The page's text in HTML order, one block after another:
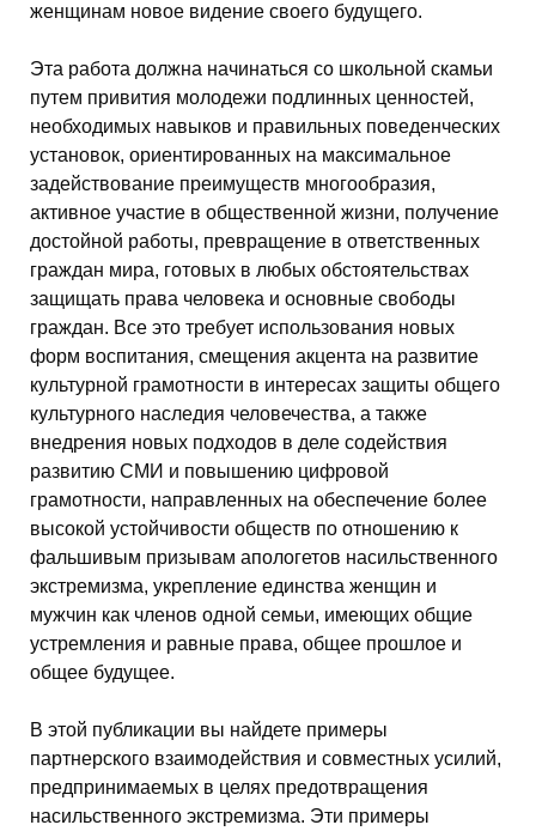
женщинам новое видение своего будущего.
Эта работа должна начинаться со школьной скамьи
путем привития молодежи подлинных ценностей,
необходимых навыков и правильных поведенческих
установок, ориентированных на максимальное
задействование преимуществ многообразия,
активное участие в общественной жизни, получение
достойной работы, превращение в ответственных
граждан мира, готовых в любых обстоятельствах
защищать права человека и основные свободы
граждан. Все это требует использования новых
форм воспитания, смещения акцента на развитие
культурной грамотности в интересах защиты общего
культурного наследия человечества, а также
внедрения новых подходов в деле содействия
развитию СМИ и повышению цифровой
грамотности, направленных на обеспечение более
высокой устойчивости обществ по отношению к
фальшивым призывам апологетов насильственного
экстремизма, укрепление единства женщин и
мужчин как членов одной семьи, имеющих общие
устремления и равные права, общее прошлое и
общее будущее.
В этой публикации вы найдете примеры
партнерского взаимодействия и совместных усилий,
предпринимаемых в целях предотвращения
насильственного экстремизма. Эти примеры